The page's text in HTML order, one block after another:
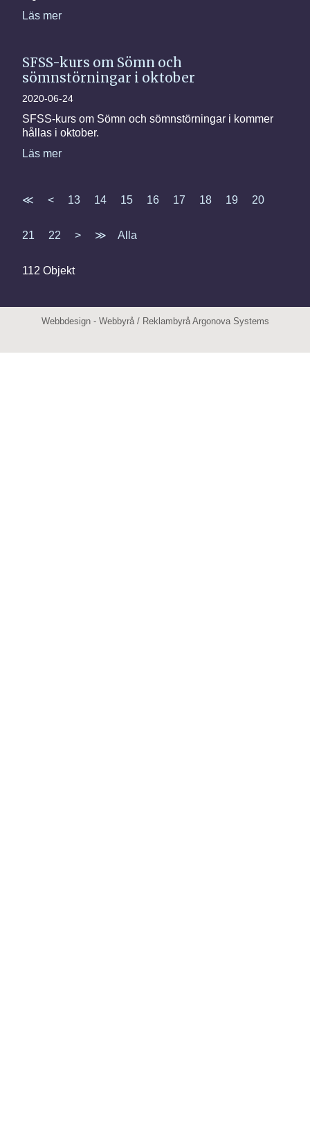
Läs mer
SFSS-kurs om Sömn och
sömnstörningar i oktober
2020-06-24
SFSS-kurs om Sömn och sömnstörningar i kommer
hållas i oktober.
Läs mer
≪ < 13 14 15 16 17 18 19 20
21 22 > ≫ Alla
112 Objekt
Webbdesign- Webbyrå/ Reklambyrå Argonova Systems